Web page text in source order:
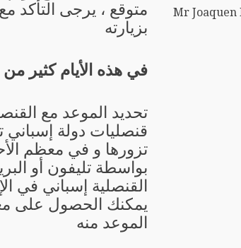
Mr Joaquen
متوقع ، يرجى التأكد
بزيارته
في هذه الأيام كثير
تحديد الموعد مع
قنصليات دولة إسباني
تزورها و في معظم
بواسطة تليفون أو
القنصلية إسباني في
يمكنك الحصول على
الموعد منه